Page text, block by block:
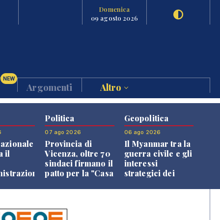
Domenica
09 agosto 2026
NEW
Argomenti Altro
il
Politica
07 ago 2026
Provincia di
Vicenza, oltre 70
sindaci firmano il
patto per la "Casa
Geopolitica
06 ago 2026
Il Myanmar tra la
guerra civile e gli
interessi
strategici dei